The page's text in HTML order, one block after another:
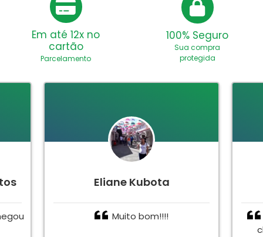
Em até 12x no
cartão
Parcelamento
100% Seguro
Sua compra
protegida
Eliane Kubota
Muito bom!!!!